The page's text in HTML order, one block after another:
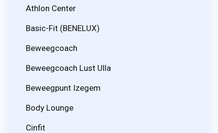
Athlon Center
Basic-Fit (BENELUX)
Beweegcoach
Beweegcoach Lust Ulla
Beweegpunt Izegem
Body Lounge
Cinfit